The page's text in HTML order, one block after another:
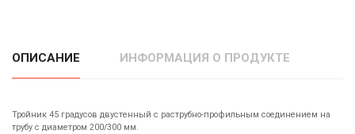
ОПИСАНИЕ ИНФОРМАЦИЯ О ПРОДУКТЕ
Тройник 45 градусов двустенный с раструбно-профильным соединением на
трубу с диаметром 200/300 мм.